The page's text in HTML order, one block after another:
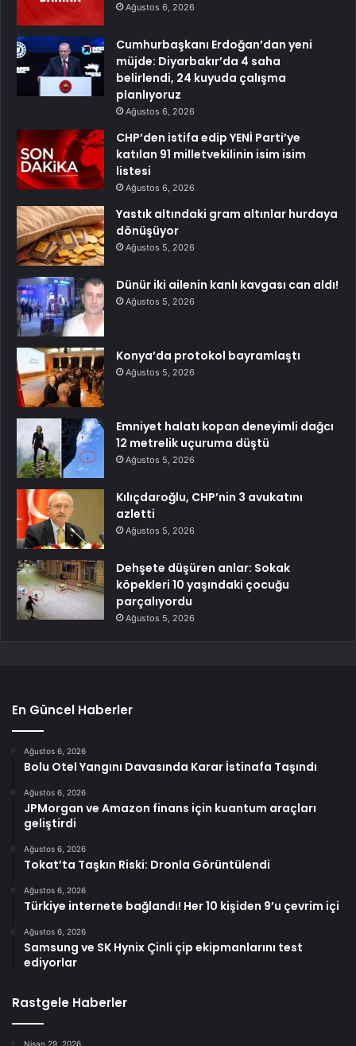
Ağustos 6, 2026
Cumhurbaşkanı Erdoğan’dan yeni
müjde: Diyarbakır’da 4 saha
belirlendi, 24 kuyuda çalışma
planlıyoruz
Ağustos 6, 2026
CHP’den istifa edip YENİ Parti’ye
katılan 91 milletvekilinin isim isim
listesi
Ağustos 6, 2026
Yastık altındaki gram altınlar hurdaya
dönüşüyor
Ağustos 5, 2026
Dünür iki ailenin kanlı kavgası can aldı!
Ağustos 5, 2026
Konya’da protokol bayramlaştı
Ağustos 5, 2026
Emniyet halatı kopan deneyimli dağcı
12 metrelik uçuruma düştü
Ağustos 5, 2026
Kılıçdaroğlu, CHP’nin 3 avukatını
azletti
Ağustos 5, 2026
Dehşete düşüren anlar: Sokak
köpekleri 10 yaşındaki çocuğu
parçalıyordu
Ağustos 5, 2026
En Güncel Haberler
Ağustos 6, 2026
Bolu Otel Yangını Davasında Karar İstinafa Taşındı
Ağustos 6, 2026
JPMorgan ve Amazon finans için kuantum araçları
geliştirdi
Ağustos 6, 2026
Tokat’ta Taşkın Riski: Dronla Görüntülendi
Ağustos 6, 2026
Türkiye internete bağlandı! Her 10 kişiden 9’u çevrim içi
Ağustos 6, 2026
Samsung ve SK Hynix Çinli çip ekipmanlarını test
ediyorlar
Rastgele Haberler
Nisan 29, 2026